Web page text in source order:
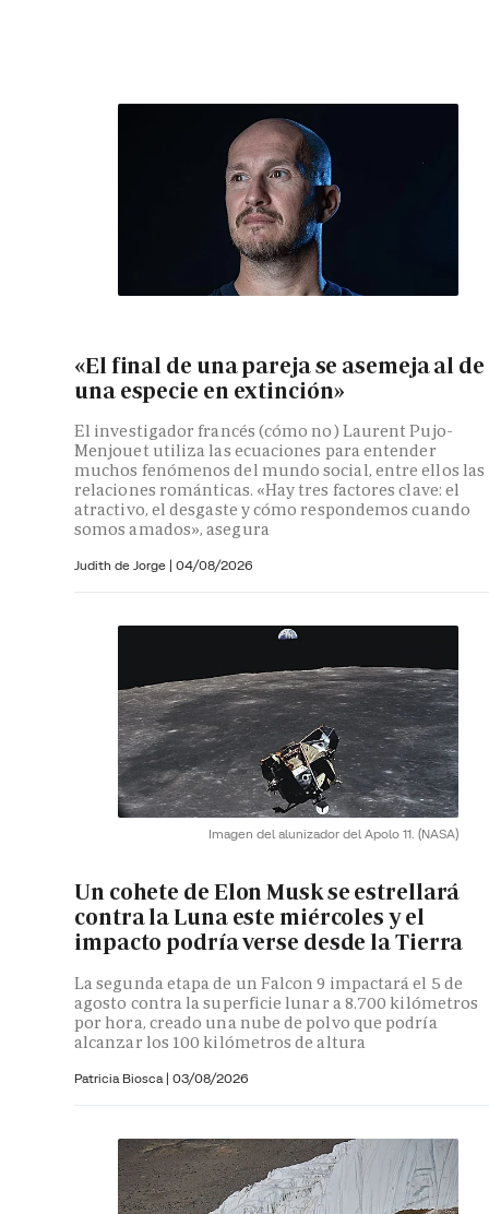
«El final de una pareja se asemeja al de
una especie en extinción»
El investigador francés (cómo no) Laurent Pujo-
Menjouet utiliza las ecuaciones para entender
muchos fenómenos del mundo social, entre ellos las
relaciones románticas. «Hay tres factores clave: el
atractivo, el desgaste y cómo respondemos cuando
somos amados», asegura
Judith de Jorge | 04/08/2026
Imagen del alunizador del Apolo 11. (NASA)
Un cohete de Elon Musk se estrellará
contra la Luna este miércoles y el
impacto podría verse desde la Tierra
La segunda etapa de un Falcon 9 impactará el 5 de
agosto contra la superficie lunar a 8.700 kilómetros
por hora, creado una nube de polvo que podría
alcanzar los 100 kilómetros de altura
Patricia Biosca | 03/08/2026